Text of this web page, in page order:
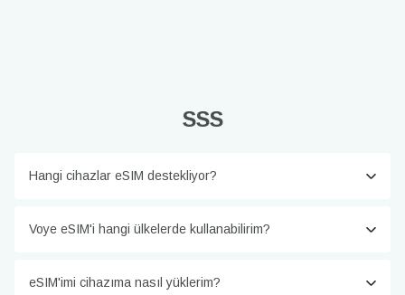
SSS
Hangi cihazlar eSIM destekliyor?
Voye eSIM'i hangi ülkelerde kullanabilirim?
eSIM'imi cihazıma nasıl yüklerim?